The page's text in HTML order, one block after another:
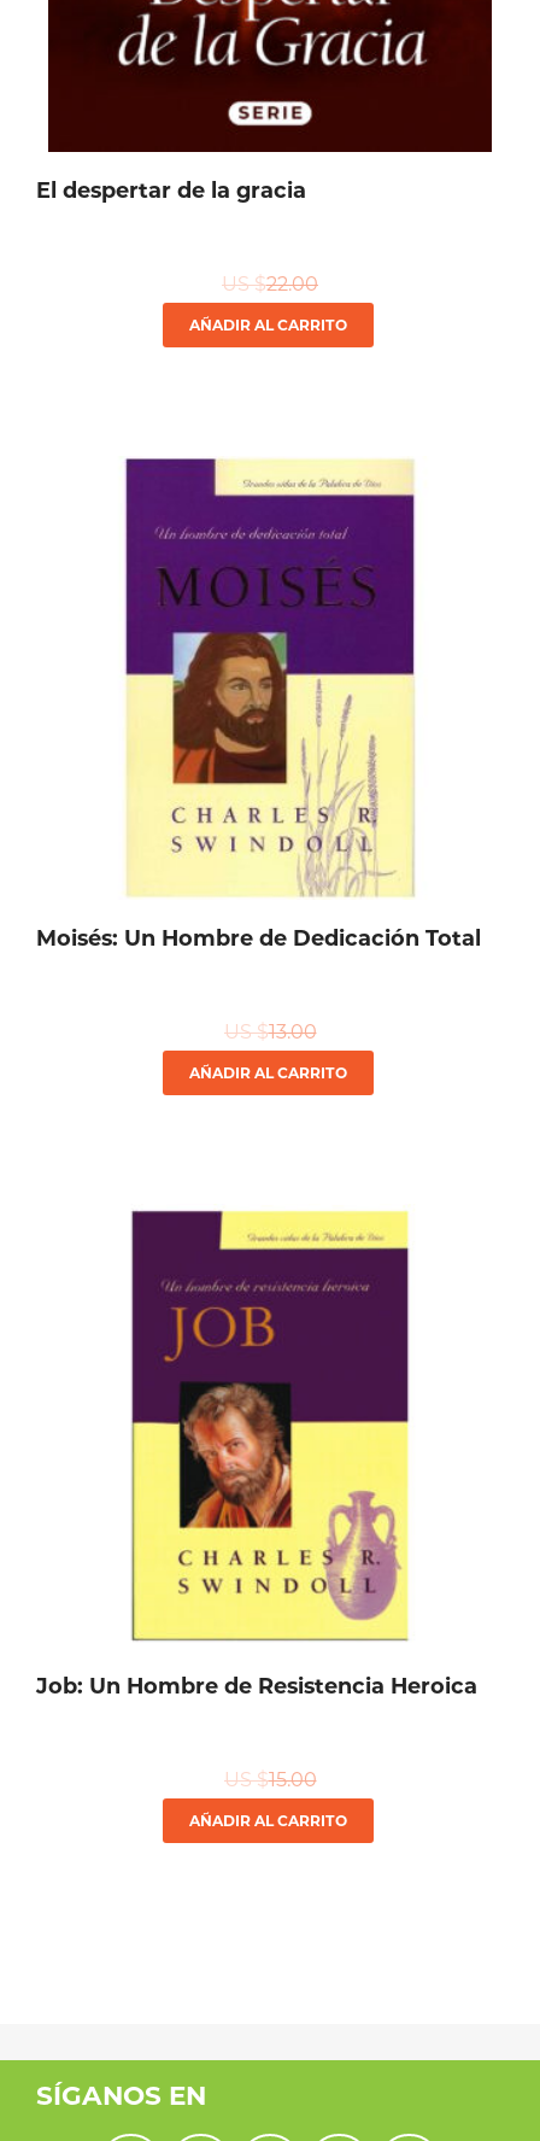
página
de
El despertar de la gracia
US $22.00
AÑADIR AL CARRITO
Moisés: Un Hombre de Dedicación Total
US $13.00
AÑADIR AL CARRITO
Job: Un Hombre de Resistencia Heroica
US $15.00
AÑADIR AL CARRITO
SÍGANOS EN